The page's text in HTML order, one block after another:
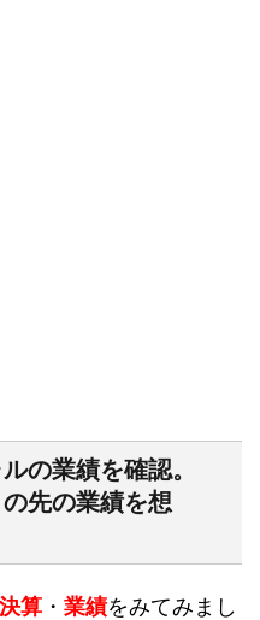
の業績を確認。
先の業績を想
決算 ・ 業績をみてみまし